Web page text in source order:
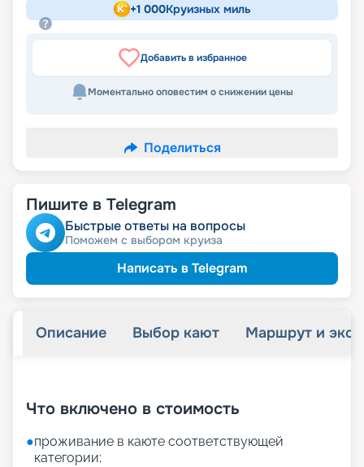
+1 000Круизных миль
Добавить в избранное
Моментально оповестим о снижении цены
Поделиться
Пишите в Telegram
Быстрые ответы на вопросы
Поможем с выбором круиза
Написать в Telegram
Описание Выбор кают Маршрут и
Что включено в стоимость
●проживание в каюте соответствующей
категории;